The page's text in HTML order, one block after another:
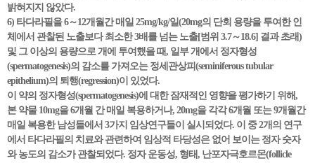
밝혀지지 않았다.
6) 타다라필을 6～12개월간 매일 25mg/kg/일(20mg의 단회 용량을 투여한 인
체에서 관찰된 노출보다 최소한 3배를 넘는 노출[범위 3.7～18.6] 결과 초래)
및 그 이상의 용량으로 개에 투여했을 때, 일부 개에서 정자형성
(spermatogenesis)의 감소를 가져오는 정세관상피(seminiferous tubular
epithelium)의 퇴행(regression)이 있었다.
이 약의 정자형성(spermatogenesis)에 대한 잠재적인 영향을 평가하기 위해,
본 약물 10mg을 6개월 간 매일 복용하거나, 20mg을 각각 6개월 또는 9개월간
매일 복용한 남성들에서 3가지 임상연구들이 실시되었다. 이 중 2개의 연구
에서 타다라필의 치료와 관련하여 임상적 타당성은 없어 보이는 정자 숫자
와 농도의 감소가 관찰되었다. 정자 운동성, 형태, 난포자극호르몬(follicle